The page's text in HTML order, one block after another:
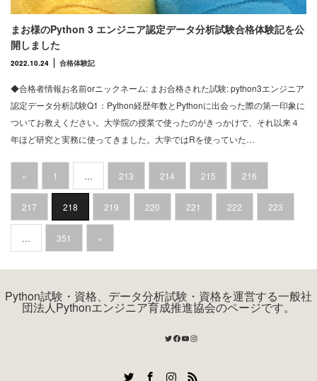
まお様のPython 3 エンジニア認定データ分析試験合格体験記を公
開しました
2022.10.24 合格体験記
◆合格者情報お名前orニックネーム: まお合格された試験: python3エンジニア
認定データ分析試験Q1：Python経歴年数とPythonに出会った際の第一印象に
ついてお教えください。大学院の授業で使ったのがきっかけで、それ以来４
年ほど研究と実務に使ってきました。大学ではRを使っていた…
« 1 … 213 214 215 216
217 218 219 220 221 222 223
… 351 »
Python試験・資格、データ分析試験・資格を運営する一般社
団法人Pythonエンジニア育成推進協会のページです。
Twitter
Facebook
YouTube
Instagram
RSS